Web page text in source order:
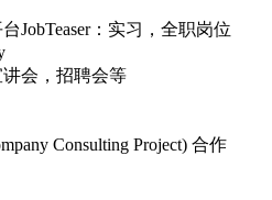
JobTeaser：实习，全职岗位
会，招聘会等
Consulting Project) 合作